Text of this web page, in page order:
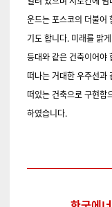
운드는 포스코의 더불어
기도 합니다. 미래를 밝
등대와 같은 건축이어야
떠나는 거대한 우주선과
떠있는 건축으로 구현함
하였습니다.